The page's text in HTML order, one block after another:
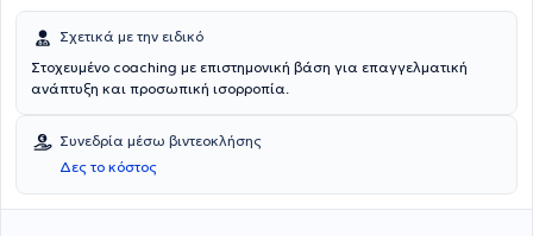
Σχετικά με την ειδικό
Στοχευμένο coaching με επιστημονική βάση για επαγγελματική
ανάπτυξη και προσωπική ισορροπία.
Συνεδρία μέσω βιντεοκλήσης
Δες το κόστος